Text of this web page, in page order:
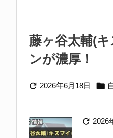
藤ヶ谷太輔(
ンが濃厚！
 2026年6月18日 
 2026